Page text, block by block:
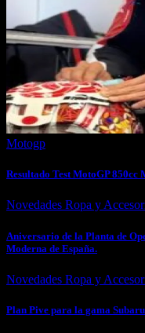
Motogp
Resultado Test MotoGP 850cc
Novedades Ropa y
Aniversario de la Planta de
Moderna de España.
Novedades Ropa y
Plan Pive para la gama